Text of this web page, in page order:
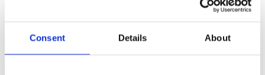
Consent Details About
Magdalena Hartman, VD, Nordic Growth Market
Henrik Nyström, VD, Star Vault AB, e-post: